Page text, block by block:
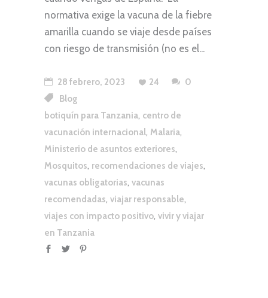
normativa exige la vacuna de la fiebre
amarilla cuando se viaje desde países
con riesgo de transmisión (no es el
28 febrero, 2023 24
0
Blog
botiquín para Tanzania, centro de
vacunación internacional, Malaria,
Ministerio de asuntos exteriores,
Mosquitos, recomendaciones de viajes,
vacunas obligatorias, vacunas
recomendadas, viajar responsable,
viajes con impacto positivo, vivir y viajar
en Tanzania